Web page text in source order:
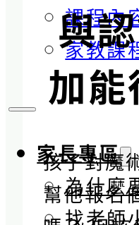
課程內
家教課
家長專區
為什麼
找老師
與
加
孩子對魔
幫他報名